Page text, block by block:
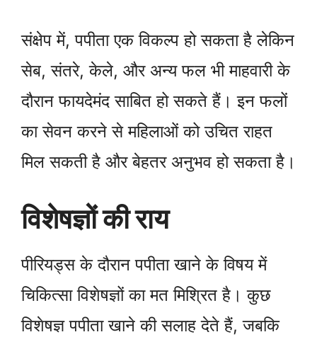
संक्षेप में, पपीता एक विकल्प हो सकता है लेकिन
सेब, संतरे, केले, और अन्य फल भी माहवारी के
दौरान फायदेमंद साबित हो सकते हैं। इन फलों
का सेवन करने से महिलाओं को उचित राहत
मिल सकती है और बेहतर अनुभव हो सकता है।
विशेषज्ञों की राय
पीरियड्स के दौरान पपीता खाने के विषय में
चिकित्सा विशेषज्ञों का मत मिश्रित है। कुछ
विशेषज्ञ पपीता खाने की सलाह देते हैं, जबकि